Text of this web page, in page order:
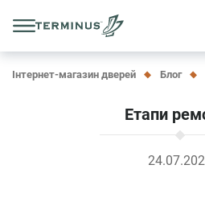
Інтернет-магазин дверей Блог
Етапи